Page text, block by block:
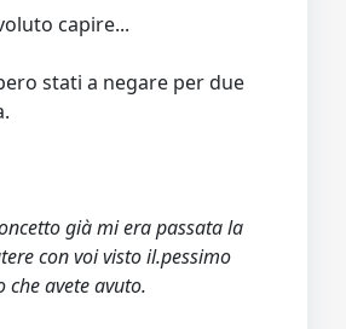
capire...
stati a negare per due
già mi era passata la
con voi visto il.pessimo
avete avuto.